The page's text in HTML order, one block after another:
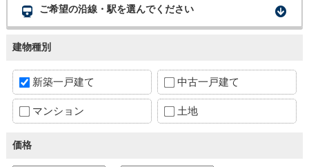
ご希望の沿線・駅を選んでください
建物種別
新築一戸建て 中古一戸建て
マンション 土地
価格